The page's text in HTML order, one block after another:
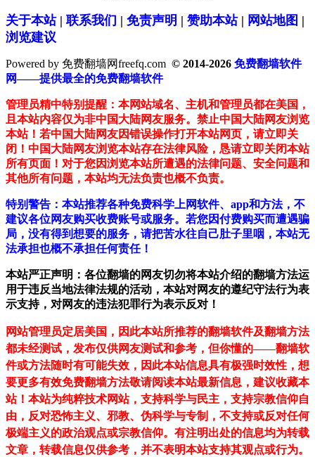
关于本站| 联系我们 | 免责声明 | 赞助本站| 网站地图 |
浏览建议
Powered by 免费翻墙网freefq.com © 2014-2026 免费翻墙软件
网——提供最全的免费翻墙软件
管理员精中特别提醒：本网站域名、主机和管理员都在美国，
且本站内容仅为非中国大陆网友服务。禁止中国大陆网友浏览
本站！若中国大陆网友因错误操作打开本站网页，请立即关
闭！中国大陆网友浏览本站存在法律风险，恳请立即关闭本站
所有页面！对于您因浏览本站所遭遇的法律问题、安全问题和
其他所有问题，本站均无法负责也概不负责。
特别警告：本站推荐各种免费科学上网软件、app和方法，不
建议各位网友购买收费账号或服务。若您因付费购买而遭遇骗
局，没有得到想要的服务，请把苦水往自己肚子里咽，本站无
法承担也概不承担任何责任！
本站严正声明：各位翻墙的网友切勿将本站介绍的翻墙方法运
用于违反当地法律法规的活动，本站对网友的遵纪守法行为表
示支持，对网友的违法犯罪行为表示反对！
网站管理员定居美国，因此本站所推荐的翻墙软件及翻墙方法
都未经测试，发布仅供网友测试和参考，但你懂的——翻墙软
件或方法随时有可能失效，因此本站信息具有极强时效性，想
要更多有效免费翻墙方法敬请阅读本站最新信息，建议收藏本
站！ 本站为纯粹技术网站，支持科学与民主，支持宗教信仰自
由，反对恐怖主义、邪教、伪科学与专制，不支持或反对任何
极端主义的政治观点或宗教信仰。有注明出处的信息均为转载
文章，转载信息仅供参考，并不表明本站支持其观点或行为。